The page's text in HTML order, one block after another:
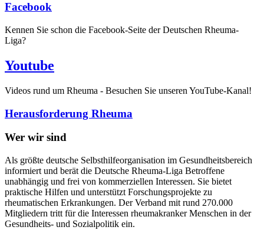
Facebook
Kennen Sie schon die Facebook-Seite der Deutschen Rheuma-
Liga?
Youtube
Videos rund um Rheuma - Besuchen Sie unseren YouTube-Kanal!
Herausforderung Rheuma
Wer wir sind
Als größte deutsche Selbsthilfeorganisation im Gesundheitsbereich
informiert und berät die Deutsche Rheuma-Liga Betroffene
unabhängig und frei von kommerziellen Interessen. Sie bietet
praktische Hilfen und unterstützt Forschungsprojekte zu
rheumatischen Erkrankungen. Der Verband mit rund 270.000
Mitgliedern tritt für die Interessen rheumakranker Menschen in der
Gesundheits- und Sozialpolitik ein.